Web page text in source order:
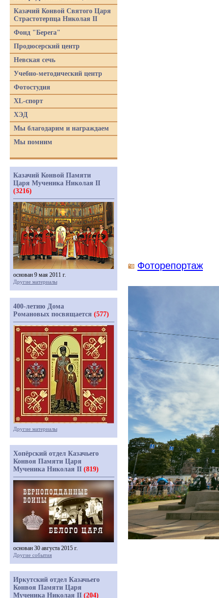
Фоторепортаж
Казачий Конвой Святого Царя
Страстотерпца Николая II
Фонд "Берега"
Продюсерский центр
Невская сечь
Учебно-методический центр
Фотостудия
XL-спорт
ХЭД
Мы благодарим и награждаем
Мы помним
Казачий Конвой Памяти
Царя Мученика Николая II
(3216)
основан 9 мая 2011 г.
Другие материалы
400-летию Дома
Романовых посвящается (577)
Другие материалы
Хопёрский отдел Казачьего
Конвоя Памяти Царя
Мученика Николая II (819)
основан 30 августа 2015 г.
Другие события
Иркутский отдел Казачьего
Конвоя Памяти Царя
Мученика Николая II (204)